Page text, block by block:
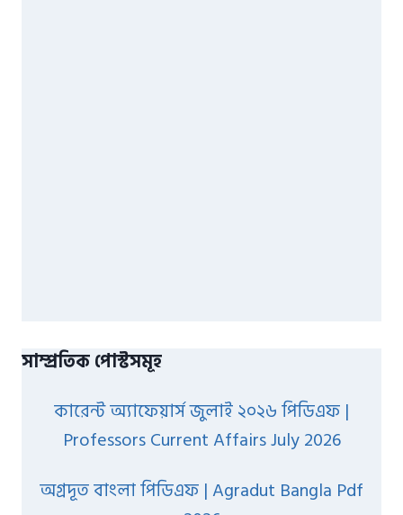
সাম্প্রতিক পোস্টসমূহ
কারেন্ট অ্যাফেয়ার্স জুলাই ২০২৬ পিডিএফ |
Professors Current Affairs July 2026
অগ্রদূত বাংলা পিডিএফ | Agradut Bangla Pdf